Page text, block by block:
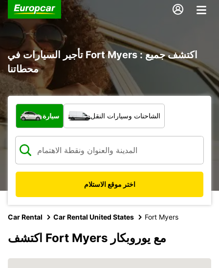
تأجير السيارات في Fort Myers : اكتشف جميع
محطاتنا
ما نوع المركبة؟
سيارة الشاحنات وسيارات النقل
اختر موقع الاستلام
Car Rental Car Rental United States Fort Myers
اكتشف Fort Myers مع يوروبكار